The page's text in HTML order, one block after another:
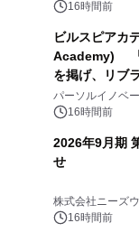
16時間前
ビルスピアカ
Academy) 「
を掲げ、リブ
パーソルイノベ
16時間前
2026年9月期
せ
株式会社ニーズ
16時間前